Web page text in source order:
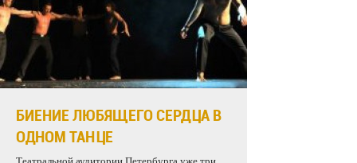
БИЕНИЕ ЛЮБЯЩЕГО СЕРДЦА В
ОДНОМ ТАНЦЕ